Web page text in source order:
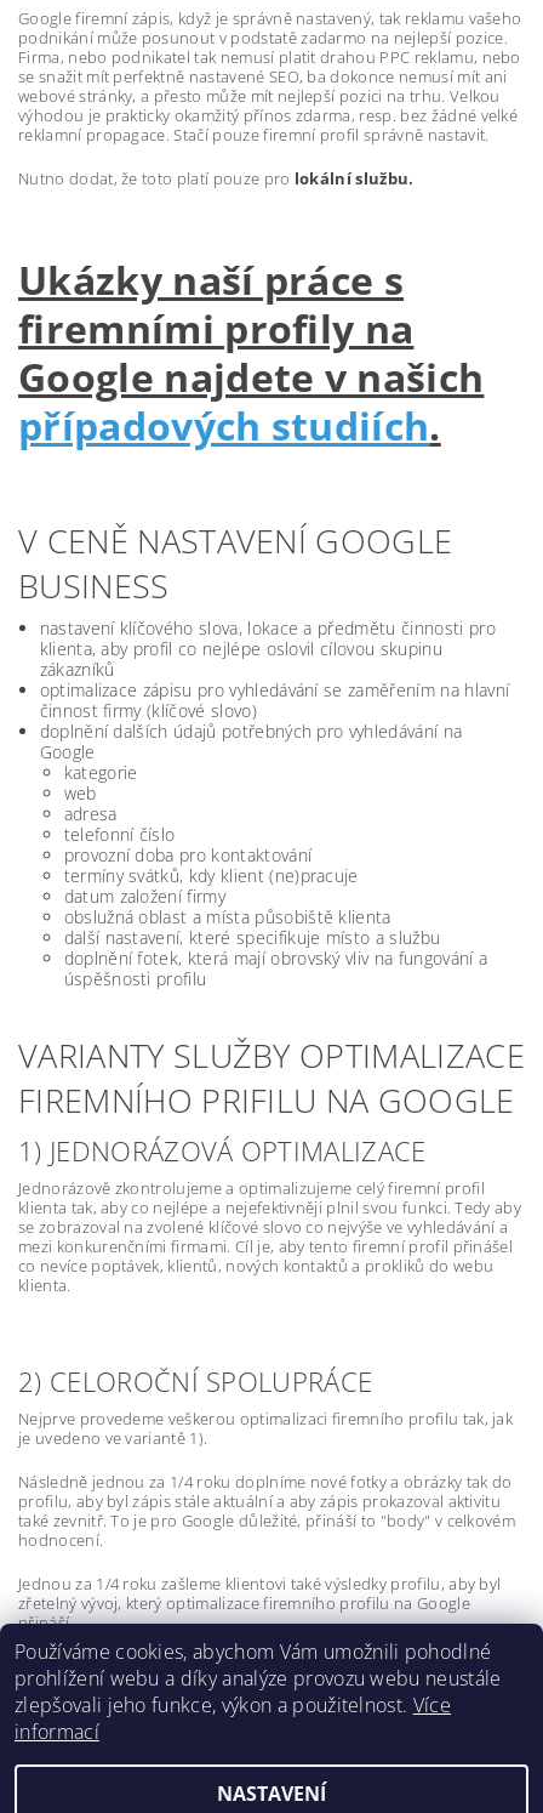
Google firemní zápis, když je správně nastavený, tak reklamu vašeho
podnikání může posunout v podstatě zadarmo na nejlepší pozice.
Firma, nebo podnikatel tak nemusí platit drahou PPC reklamu, nebo
se snažit mít perfektně nastavené SEO, ba dokonce nemusí mít ani
webové stránky, a přesto může mít nejlepší pozici na trhu. Velkou
výhodou je prakticky okamžitý přínos zdarma, resp. bez žádné velké
reklamní propagace. Stačí pouze firemní profil správně nastavit.
Nutno dodat, že toto platí pouze pro lokální službu.
Ukázky naší práce s
firemními profily na
Google najdete v našich
případových studiích.
V CENĚ NASTAVENÍ GOOGLE
BUSINESS
nastavení klíčového slova, lokace a předmětu činnosti pro
klienta, aby profil co nejlépe oslovil cílovou skupinu
zákazníků
optimalizace zápisu pro vyhledávání se zaměřením na hlavní
činnost firmy (klíčové slovo)
doplnění dalších údajů potřebných pro vyhledávání na
Google
kategorie
web
adresa
telefonní číslo
provozní doba pro kontaktování
termíny svátků, kdy klient (ne)pracuje
datum založení firmy
obslužná oblast a místa působiště klienta
další nastavení, které specifikuje místo a službu
doplnění fotek, která mají obrovský vliv na fungování a
úspěšnosti profilu
VARIANTY SLUŽBY OPTIMALIZACE
FIREMNÍHO PRIFILU NA GOOGLE
1) JEDNORÁZOVÁ OPTIMALIZACE
Jednorázově zkontrolujeme a optimalizujeme celý firemní profil
klienta tak, aby co nejlépe a nejefektivněji plnil svou funkci. Tedy aby
se zobrazoval na zvolené klíčové slovo co nejvýše ve vyhledávání a
mezi konkurenčními firmami. Cíl je, aby tento firemní profil přinášel
co nevíce poptávek, klientů, nových kontaktů a prokliků do webu
klienta.
2) CELOROČNÍ SPOLUPRÁCE
Nejprve provedeme veškerou optimalizaci firemního profilu tak, jak
je uvedeno ve variantě 1).
Následně jednou za 1/4 roku doplníme nové fotky a obrázky tak do
profilu, aby byl zápis stále aktuální a aby zápis prokazoval aktivitu
také zevnitř. To je pro Google důležité, přináší to "body" v celkovém
hodnocení.
Jednou za 1/4 roku zašleme klientovi také výsledky profilu, aby byl
zřetelný vývoj, který optimalizace firemního profilu na Google
přináší.
Používáme cookies, abychom Vám umožnili pohodlné
prohlížení webu a díky analýze provozu webu neustále
zlepšovali jeho funkce, výkon a použitelnost. Více
informací
NASTAVENÍ